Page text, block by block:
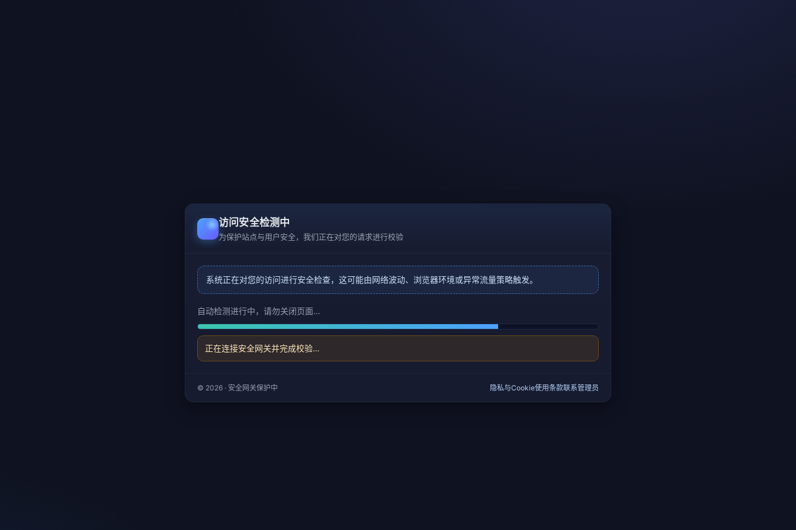
访问安全检测中
为保护站点与用户安全，我们正在对您的请求进行校验
系统正在对您的访问进行安全检查，这可能由网络波动、浏览器环境或异常流量策略触发。
自动检测进行中，请勿关闭页面…
正在连接安全网关并完成校验…
© 2026 · 安全网关保护中 隐私与Cookie使用条款联系管理员